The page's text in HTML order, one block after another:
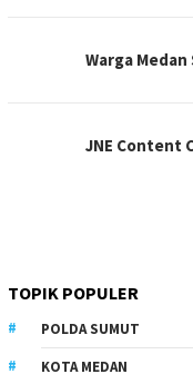
Warga
JNE Content
TOPIK POPULER
POLDA SUMUT
KOTA MEDAN